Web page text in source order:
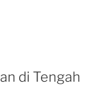
di Tengah